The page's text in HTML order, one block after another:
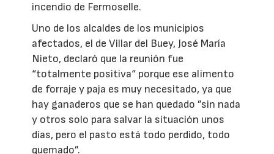
incendio de Fermoselle.
Uno de los alcaldes de los municipios
afectados, el de Villar del Buey, José María
Nieto, declaró que la reunión fue
“totalmente positiva“ porque ese alimento
de forraje y paja es muy necesitado, ya que
hay ganaderos que se han quedado ”sin nada
y otros solo para salvar la situación unos
días, pero el pasto está todo perdido, todo
quemado”.